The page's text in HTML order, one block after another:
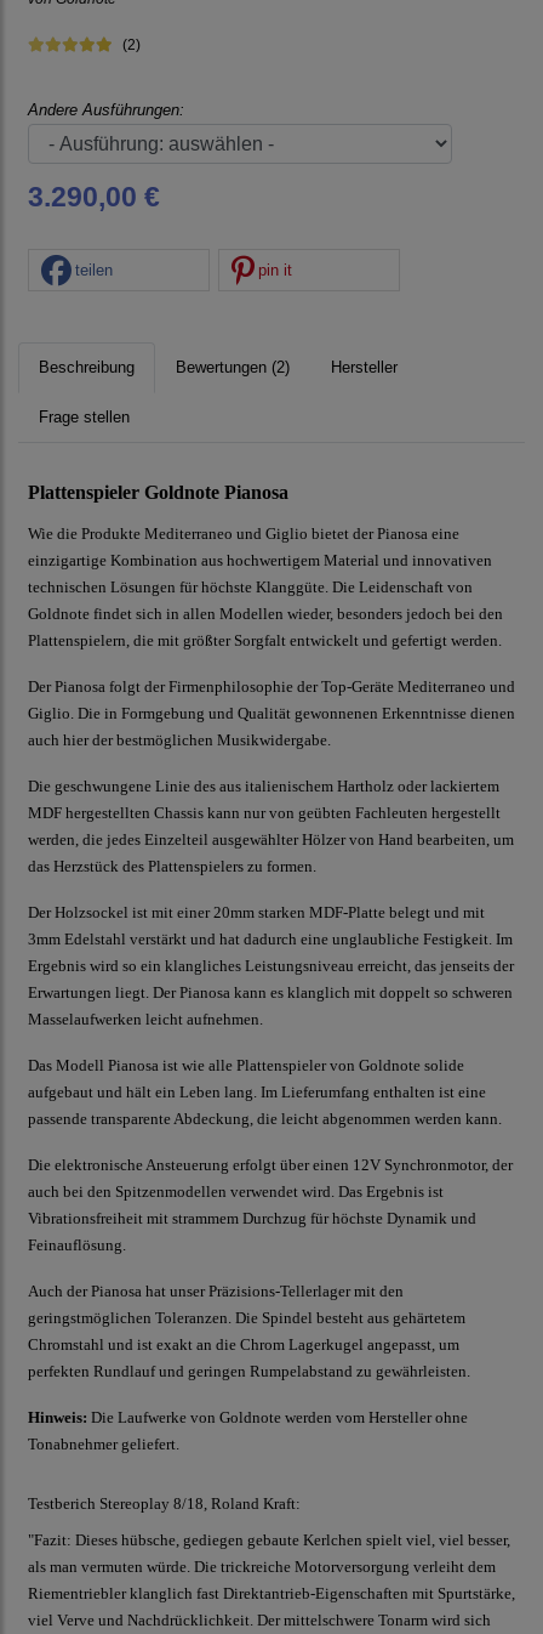
(2)
Andere Ausführungen:
3.290,00 €
teilen pin it
Beschreibung Bewertungen (2) Hersteller
Frage stellen
Plattenspieler Goldnote Pianosa
Wie die Produkte Mediterraneo und Giglio bietet der Pianosa eine
einzigartige Kombination aus hochwertigem Material und innovativen
technischen Lösungen für höchste Klanggüte. Die Leidenschaft von
Goldnote findet sich in allen Modellen wieder, besonders jedoch bei den
Plattenspielern, die mit größter Sorgfalt entwickelt und gefertigt werden.
Der Pianosa folgt der Firmenphilosophie der Top-Geräte Mediterraneo und
Giglio. Die in Formgebung und Qualität gewonnenen Erkenntnisse dienen
auch hier der bestmöglichen Musikwidergabe.
Die geschwungene Linie des aus italienischem Hartholz oder lackiertem
MDF hergestellten Chassis kann nur von geübten Fachleuten hergestellt
werden, die jedes Einzelteil ausgewählter Hölzer von Hand bearbeiten, um
das Herzstück des Plattenspielers zu formen.
Der Holzsockel ist mit einer 20mm starken MDF-Platte belegt und mit
3mm Edelstahl verstärkt und hat dadurch eine unglaubliche Festigkeit. Im
Ergebnis wird so ein klangliches Leistungsniveau erreicht, das jenseits der
Erwartungen liegt. Der Pianosa kann es klanglich mit doppelt so schweren
Masselaufwerken leicht aufnehmen.
Das Modell Pianosa ist wie alle Plattenspieler von Goldnote solide
aufgebaut und hält ein Leben lang. Im Lieferumfang enthalten ist eine
passende transparente Abdeckung, die leicht abgenommen werden kann.
Die elektronische Ansteuerung erfolgt über einen 12V Synchronmotor, der
auch bei den Spitzenmodellen verwendet wird. Das Ergebnis ist
Vibrationsfreiheit mit strammem Durchzug für höchste Dynamik und
Feinauflösung.
Auch der Pianosa hat unser Präzisions-Tellerlager mit den
geringstmöglichen Toleranzen. Die Spindel besteht aus gehärtetem
Chromstahl und ist exakt an die Chrom Lagerkugel angepasst, um
perfekten Rundlauf und geringen Rumpelabstand zu gewährleisten.
Hinweis: Die Laufwerke von Goldnote werden vom Hersteller ohne
Tonabnehmer geliefert.
Testberich Stereoplay 8/18, Roland Kraft:
"Fazit: Dieses hübsche, gediegen gebaute Kerlchen spielt viel, viel besser,
als man vermuten würde. Die trickreiche Motorversorgung verleiht dem
Riementriebler klanglich fast Direktantrieb-Eigenschaften mit Spurtstärke,
viel Verve und Nachdrücklichkeit. Der mittelschwere Tonarm wird sich